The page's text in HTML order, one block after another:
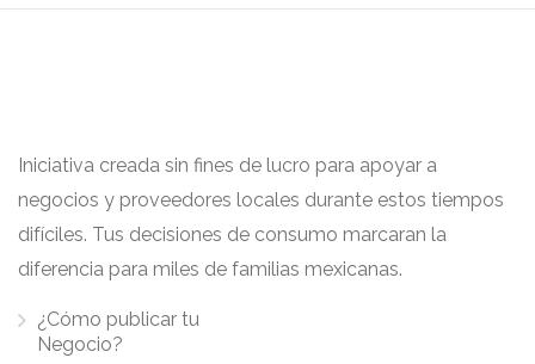
Iniciativa creada sin fines de lucro para apoyar a
negocios y proveedores locales durante estos tiempos
difíciles. Tus decisiones de consumo marcaran la
diferencia para miles de familias mexicanas.
¿Cómo publicar tu
Negocio?